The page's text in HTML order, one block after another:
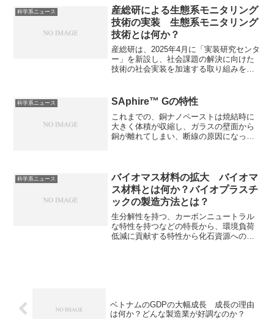
科学系ニュース
産総研による生態系モニタリング
技術の実装 生態系モニタリング
技術とは何か？
産総研は、2025年4月に「実装研究センタ
ー」を新設し、社会課題の解決に向けた
技術の社会実装を加速する取り組みを開
産総研が社会実装を目指す分野の一つで
す。：特定の生態系の生物多様性や環境
の状態や、その変化を継続的かつ定期的
に把握・記録するための技術である生態
系モニタリング技術にはどのようなもの
科学系ニュース SAphire™ Gの特性
これまでの、銅ナノペーストは焼結時に
大きく体積が収縮し、ガラスの壁面から
銅が離れてしまい、断線の原因になった
科学系ニュース
バイオマス材料の拡大 バイオマ
ス材料とは何か？バイオプラスチ
ックの製造方法とは？
生分解性を持つ、カーボンニュートラル
な特性を持つなどの特長から、環境負荷
低減に貢献する特性から化石資源への依
ベトナムのGDPの大幅成長 成長の理由
は何か？どんな製造業が好調なのか？